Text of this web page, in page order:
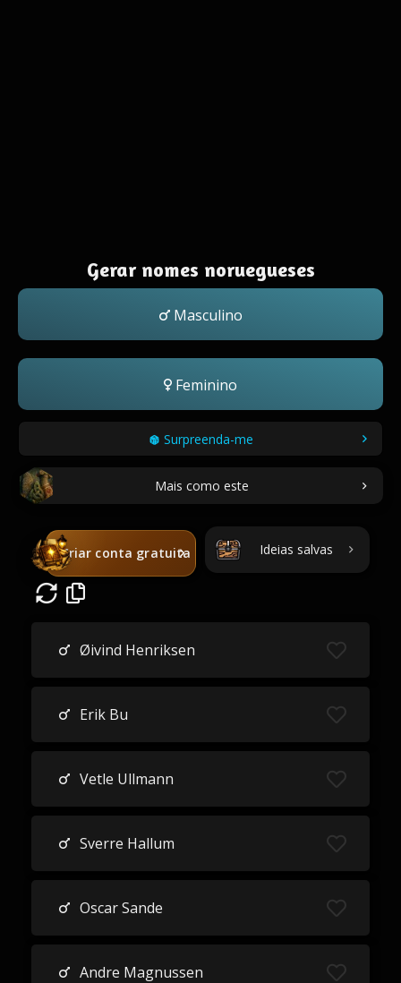
Gerar nomes noruegueses
Masculino
Feminino
Surpreenda-me
Mais como este
Criar conta gratuita Ideias salvas
Øivind Henriksen
Erik Bu
Vetle Ullmann
Sverre Hallum
Oscar Sande
Andre Magnussen